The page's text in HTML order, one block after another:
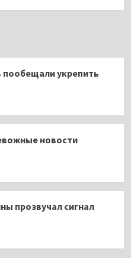
пообещали укрепить
новости
прозвучал сигнал